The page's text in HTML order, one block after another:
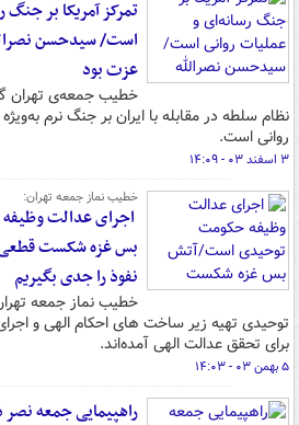
تمرکز آمریکا بر جنگ
است/ سیدحسن
عزت بود
خطیب جمعه‌ی تهران
نظام سلطه در مقابله با ایران بر جنگ نرم
روانی است.
۳ اسفند ۰۳ - ۱۴:۰۹
خطیب نماز جمعه تهران:
اجرای عدالت
بس غزه شکست قطعی
نفوذ را جدی بگیریم
خطیب نماز جمعه
توحیدی تهیه زیر ساخت های احکام الهی و
برای تحقق عدالت الهی آمده‌اند.
۵ بهمن ۰۳ - ۱۴:۰۳
راهپیمایی جمعه نصر